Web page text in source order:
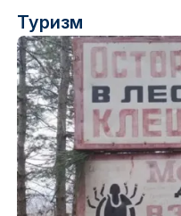
Туризм